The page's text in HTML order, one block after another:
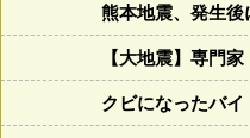
熊本地震、発生
【大地震】専門
クビになったバ